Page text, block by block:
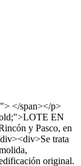
</span></p>
EN
y Pasco, en
trata
original.